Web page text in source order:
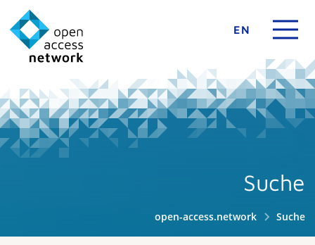
EN
Suche
open-access.network Suche